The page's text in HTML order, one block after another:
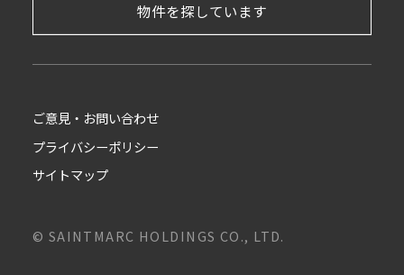
物件を探しています
ご意見・お問い合わせ
プライバシーポリシー
サイトマップ
© SAINTMARC HOLDINGS CO., LTD.